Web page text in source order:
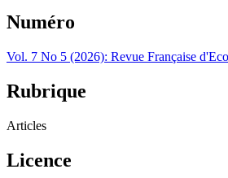
Numéro
Vol. 7 No 5 (2026): Revue Française
Rubrique
Articles
Licence